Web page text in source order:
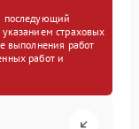
последующий
страховых
выполнения работ
работ и